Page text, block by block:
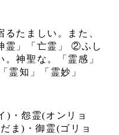
たましい。また、
霊」「亡霊」 ②ふし
神聖な。「霊感」
霊知」「霊妙」
)・怨霊(オンリョ
ま)・御霊(ゴリョ